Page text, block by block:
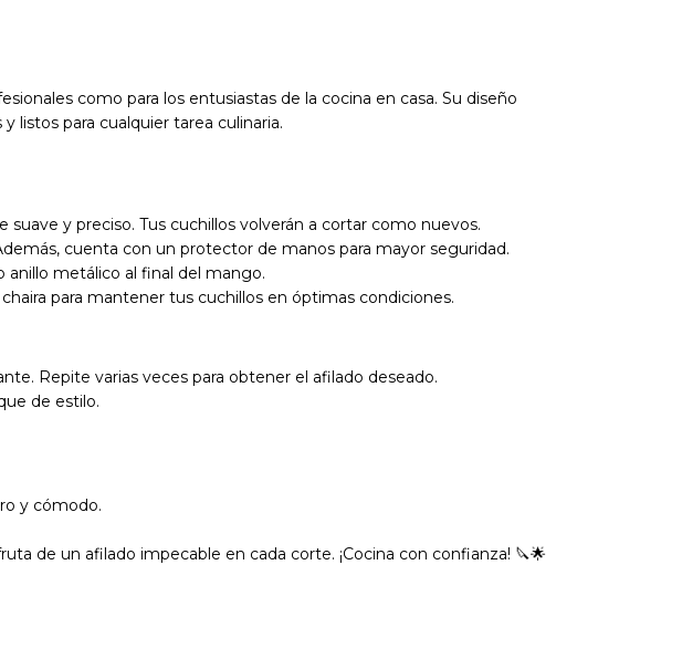
como para los entusiastas de la cocina en casa. Su diseño
listos para cualquier tarea culinaria.
y preciso. Tus cuchillos volverán a cortar como nuevos.
cuenta con un protector de manos para mayor seguridad.
anillo metálico al final del mango.
para mantener tus cuchillos en óptimas condiciones.
Repite varias veces para obtener el afilado deseado.
de estilo.
y cómodo.
de un afilado impecable en cada corte. ¡Cocina con confianza! 🔪🌟